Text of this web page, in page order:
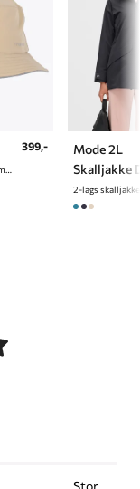
Bøttehatt i vanntett materiale
399,-
Mode 2L
Skalljakke